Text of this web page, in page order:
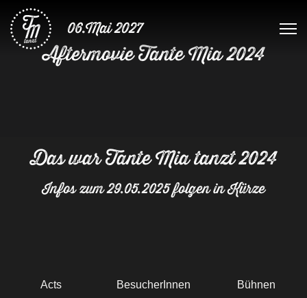
06.Mai 2027
Aftermovie Tante Mia 2024
Das war Tante Mia tanzt 2024
Infos zum 29.05.2025 folgen in Kürze
Acts BesucherInnen Bühnen